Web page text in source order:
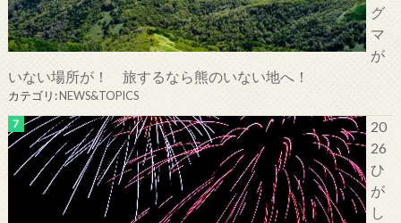
グ
マ
が
いない場所が！ 旅するなら熊のいない地へ！
カテゴリ:NEWS&TOPICS
20
26
ひ
が
し